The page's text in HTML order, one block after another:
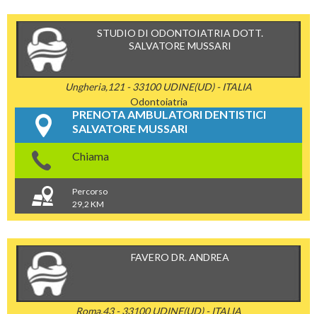
STUDIO DI ODONTOIATRIA DOTT.
SALVATORE MUSSARI
Ungheria,121 - 33100 UDINE(UD) - ITALIA
Odontoiatria
PRENOTA AMBULATORI DENTISTICI
SALVATORE MUSSARI
Chiama
Percorso
29,2 KM
FAVERO DR. ANDREA
Roma,43 - 33100 UDINE(UD) - ITALIA